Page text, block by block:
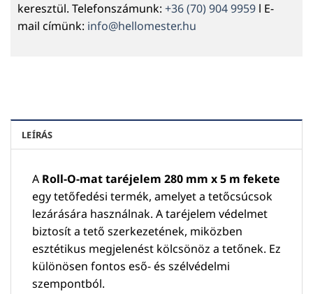
keresztül. Telefonszámunk: +36 (70) 904 9959 l E-
mail címünk: info@hellomester.hu
LEÍRÁS
A Roll-O-mat taréjelem 280 mm x 5 m fekete
egy tetőfedési termék, amelyet a tetőcsúcsok
lezárására használnak. A taréjelem védelmet
biztosít a tető szerkezetének, miközben
esztétikus megjelenést kölcsönöz a tetőnek. Ez
különösen fontos eső- és szélvédelmi
szempontból.